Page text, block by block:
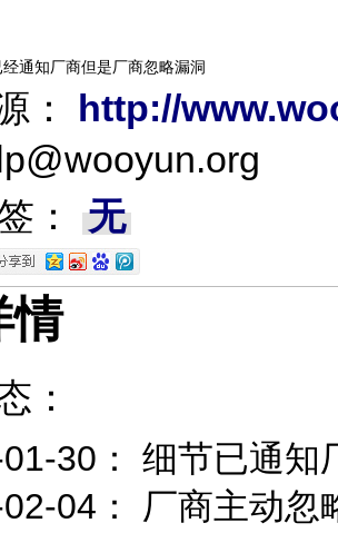
通知厂商但是厂商忽略漏洞
： http://
：
无
情
：
30： 细节已通知
04： 厂商主动忽